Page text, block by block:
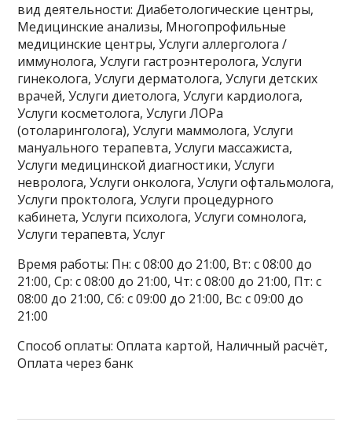
вид деятельности: Диабетологические центры,
Медицинские анализы, Многопрофильные
медицинские центры, Услуги аллерголога /
иммунолога, Услуги гастроэнтеролога, Услуги
гинеколога, Услуги дерматолога, Услуги детских
врачей, Услуги диетолога, Услуги кардиолога,
Услуги косметолога, Услуги ЛОРа
(отоларинголога), Услуги маммолога, Услуги
мануального терапевта, Услуги массажиста,
Услуги медицинской диагностики, Услуги
невролога, Услуги онколога, Услуги офтальмолога,
Услуги проктолога, Услуги процедурного
кабинета, Услуги психолога, Услуги сомнолога,
Услуги терапевта, Услуг
Время работы: Пн: с 08:00 до 21:00, Вт: с 08:00 до
21:00, Ср: с 08:00 до 21:00, Чт: с 08:00 до 21:00, Пт: с
08:00 до 21:00, Сб: с 09:00 до 21:00, Вс: с 09:00 до
21:00
Способ оплаты: Оплата картой, Наличный расчёт,
Оплата через банк